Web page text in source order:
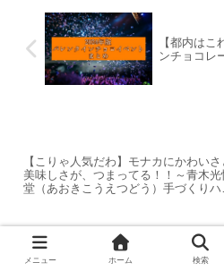
【都内はこ
ンチョコレ
【こりゃ人気だわ】モナカにかわいさ
美味しさが、つまってる！！～青木光
堂（あおきこうえつどう）手づくりハ
メニュー ホーム 検索